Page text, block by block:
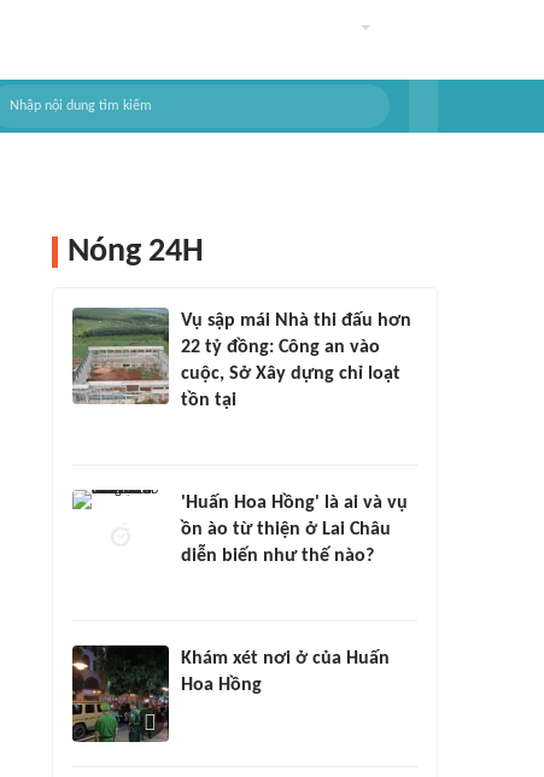
Nóng 24H
Vụ sập mái Nhà thi đấu hơn
22 tỷ đồng: Công an vào
cuộc, Sở Xây dựng chỉ loạt
tồn tại
'Huấn Hoa Hồng' là ai và vụ
ồn ào từ thiện ở Lai Châu
diễn biến như thế nào?
Khám xét nơi ở của Huấn
Hoa Hồng